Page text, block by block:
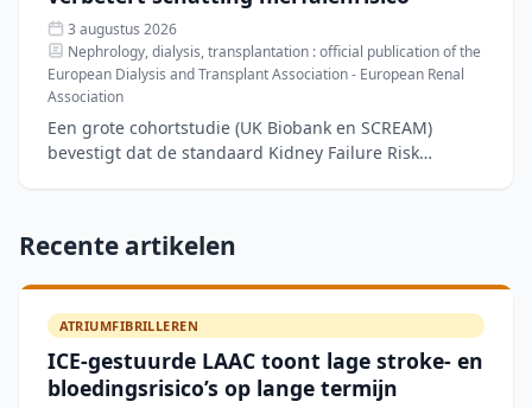
3 augustus 2026
Nephrology, dialysis, transplantation : official publication of the
European Dialysis and Transplant Association - European Renal
Association
Een grote cohortstudie (UK Biobank en SCREAM)
bevestigt dat de standaard Kidney Failure Risk
Recente artikelen
ATRIUMFIBRILLEREN
ICE-gestuurde LAAC toont lage stroke- en
bloedingsrisico’s op lange termijn